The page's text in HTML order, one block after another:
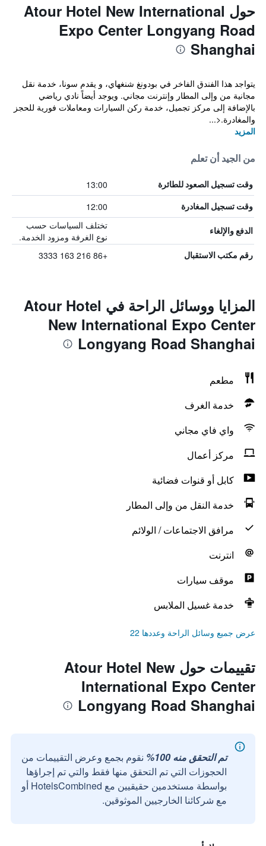
حول Atour Hotel New International
Expo Center Longyang Road
Shanghai
يتواجد هذا الفندق الفاخر في بودونغ شنغهاي، و يقدم سونا، خدمة نقل
مجانية من وإلى المطار وإنترنت مجاني. ويوجد أيضاً نادي رياضي
بالإضافة إلى مركز تجميل، خدمة ركن السيارات ومعاملات فورية للحجز
والمغادرة.<...
المزيد
من الجيد أن تعلم
وقت تسجيل الصعود للطائرة 13:00
وقت تسجيل المغادرة 12:00
الدفع والإلغاء
تختلف السياسات حسب
نوع الغرفة ومزود الخدمة.
رقم مكتب الاستقبال +86 216 163 3333
المزايا ووسائل الراحة في Atour Hotel
New International Expo Center
Longyang Road Shanghai
مطعم
خدمة الغرف
واي فاي مجاني
مركز أعمال
كابل أو قنوات فضائية
خدمة النقل من وإلى المطار
مرافق الاجتماعات / الولائم
انترنت
موقف سيارات
خدمة غسيل الملابس
عرض جميع وسائل الراحة وعددها 22
تقييمات حول Atour Hotel New
International Expo Center
Longyang Road Shanghai
تم التحقق منه 100%
نقوم بجمع وعرض التقييمات من
الحجوزات التي تم التحقق منها فقط والتي تم إجراؤها
بواسطة مستخدمين حقيقيين مع HotelsCombined أو
مع شركائنا الخارجيين الموثوقين.